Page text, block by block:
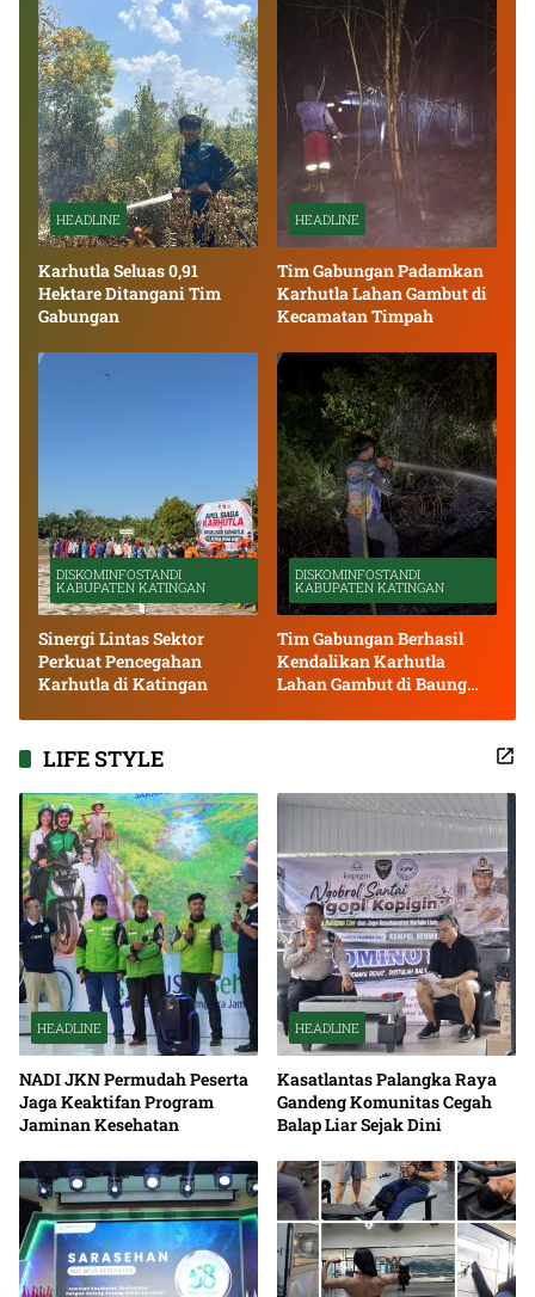
HEADLINE
Karhutla Seluas 0,91
Hektare Ditangani Tim
Gabungan
HEADLINE
Tim Gabungan Padamkan
Karhutla Lahan Gambut di
Kecamatan Timpah
DISKOMINFOSTANDI
KABUPATEN KATINGAN
Sinergi Lintas Sektor
Perkuat Pencegahan
Karhutla di Katingan
DISKOMINFOSTANDI
KABUPATEN KATINGAN
Tim Gabungan Berhasil
Kendalikan Karhutla
Lahan Gambut di Baung
LIFE STYLE
HEADLINE
NADI JKN Permudah Peserta
Jaga Keaktifan Program
Jaminan Kesehatan
HEADLINE
Kasatlantas Palangka Raya
Gandeng Komunitas Cegah
Balap Liar Sejak Dini